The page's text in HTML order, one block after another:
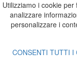
Utilizziamo i cookie
analizzare
personalizzare i
CONSENTI TUTTI I